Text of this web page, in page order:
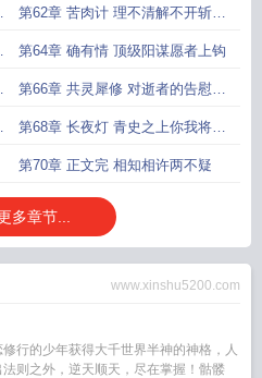
在我手里
第62章 苦肉计 理不清解不开斩不
断
第64章 确有情 顶级阳谋愿者上钩
第66章 共灵犀修 对逝者的告慰对
生者的
第68章 长夜灯 青史之上你我将并
肩而立
第70章 正文完 相知相许两不疑
多章节...
www.xinshu5200.com
行的少年获得大千世界半神的神格，人
则之外，逆天顺天，尽在掌握！骷髅